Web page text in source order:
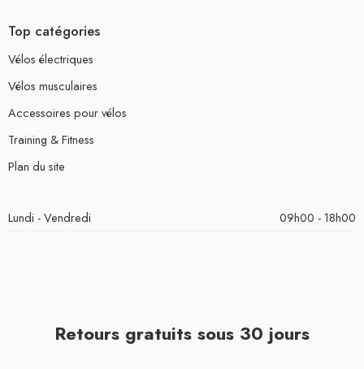
Top catégories
Vélos électriques
Vélos musculaires
Accessoires pour vélos
Training & Fitness
Plan du site
Lundi - Vendredi 09h00 - 18h00
Retours gratuits sous 30 jours